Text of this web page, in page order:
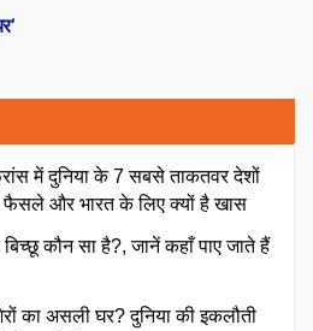
में दुनिया के 7 सबसे ताकतवर देशों
फैसले और भारत के लिए क्यों है खास
कौन सा है?, जानें कहाँ पाए जाते हैं
का असली घर? दुनिया की इकलौती